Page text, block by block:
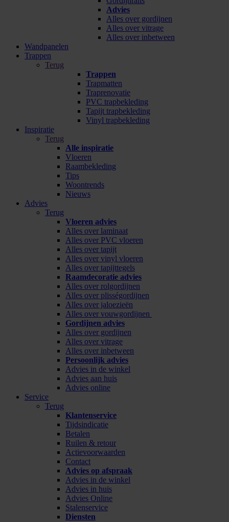
Advies
Alles over gordijnen
Alles over vitrage
Alles over inbetween
Wandpanelen
Trappen
Terug
Trappen
Trapmatten
Traprenovatie
PVC trapbekleding
Tapijt trapbekleding
Vinyl trapbekleding
Inspiratie
Terug
Alle inspiratie
Vloeren
Raambekleding
Tips
Woontrends
Nieuws
Advies
Terug
Vloeren advies
Alles over laminaat
Alles over PVC vloeren
Alles over tapijt
Alles over vinyl vloeren
Alles over tapijttegels
Raamdecoratie advies
Alles over rolgordijnen
Alles over plisségordijnen
Alles over jaloezieën
Alles over vouwgordijnen
Gordijnen advies
Alles over gordijnen
Alles over vitrage
Alles over inbetween
Persoonlijk advies
Advies in de winkel
Advies aan huis
Advies online
Service
Terug
Klantenservice
Tijdsindicatie
Betalen
Ruilen & retour
Actievoorwaarden
Contact
Advies op afspraak
Advies in de winkel
Advies in huis
Advies Online
Stalenservice
Diensten